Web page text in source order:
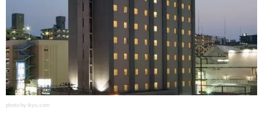
photo by ikyu.com